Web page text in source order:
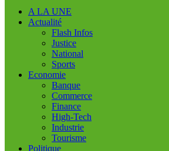
A LA UNE
Actualité
Flash Infos
Justice
National
Sports
Economie
Banque
Commerce
Finance
High-Tech
Industrie
Tourisme
Politique